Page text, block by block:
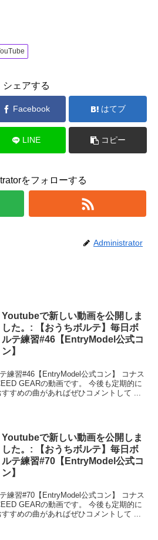
シェアする
Facebook はてブ
LINE コピー
をフォローする
Administrator
Youtubeで新しい動画を公開しま
した。: 【おうちボルテ】毎日ボ
ルテ練習#46【EntryModel公式コ
ン】
練習#46【EntryModel公式コン】 コナス
GEARの動画です。 今後も定期的に
すめの曲があればぜひコメントして ...
Youtubeで新しい動画を公開しま
した。: 【おうちボルテ】毎日ボ
ルテ練習#70【EntryModel公式コ
ン】
練習#70【EntryModel公式コン】 コナス
GEARの動画です。 今後も定期的に
すめの曲があればぜひコメントして ...